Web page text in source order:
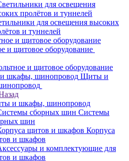
для освещения высоких
и туннелей
и щитовое оборудование
и щитовое оборудование
Щиты и
и шкафы, шинопровод
Системы
шин
Корпуса
и шкафов